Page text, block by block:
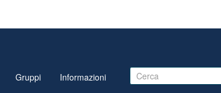
Gruppi Informazioni